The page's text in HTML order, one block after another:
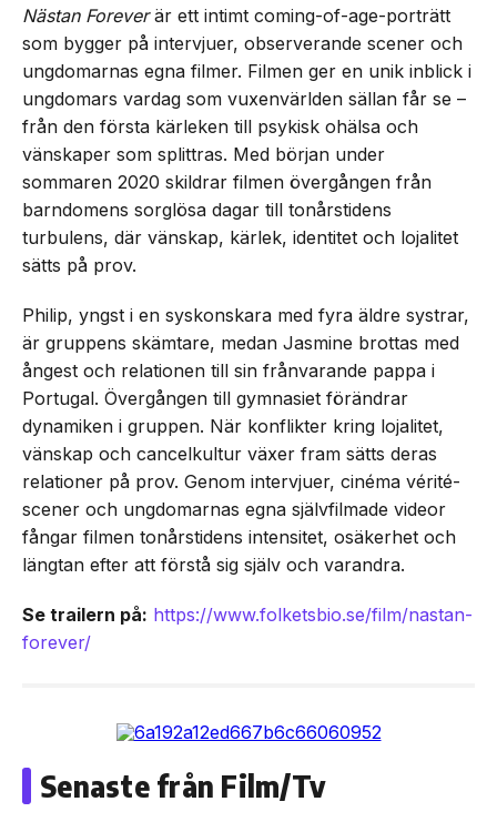
Nästan Foreverär ett intimt coming-of-age-porträtt
som bygger på intervjuer, observerande scener och
ungdomarnas egna filmer. Filmen ger en unik inblick i
ungdomars vardag som vuxenvärlden sällan får se –
från den första kärleken till psykisk ohälsa och
vänskaper som splittras. Med början under
sommaren 2020 skildrar filmen övergången från
barndomens sorglösa dagar till tonårstidens
turbulens, där vänskap, kärlek, identitet och lojalitet
sätts på prov.
Philip, yngst i en syskonskara med fyra äldre systrar,
är gruppens skämtare, medan Jasmine brottas med
ångest och relationen till sin frånvarande pappa i
Portugal. Övergången till gymnasiet förändrar
dynamiken i gruppen. När konflikter kring lojalitet,
vänskap och cancelkultur växer fram sätts deras
relationer på prov. Genom intervjuer, cinéma vérité-
scener och ungdomarnas egna självfilmade videor
fångar filmen tonårstidens intensitet, osäkerhet och
längtan efter att förstå sig själv och varandra.
Se trailern på: https://www.folketsbio.se/film/nastan-
forever/
Senaste från Film/Tv